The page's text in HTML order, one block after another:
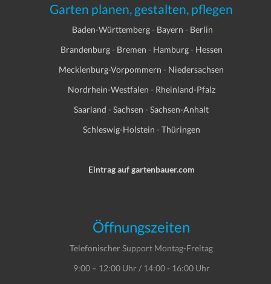
Garten planen, gestalten, pflegen
Baden-Württemberg- Bayern - Berlin
Brandenburg- Bremen - Hamburg- Hessen
Mecklenburg-Vorpommern - Niedersachsen
Nordrhein-Westfalen - Rheinland-Pfalz
Saarland -Sachsen -Sachsen-Anhalt
Schleswig-Holstein - Thüringen
Eintrag auf gartenbauer.com
Öffnungszeiten
Telefonischer Support Montag-Freitag
9:00 – 12:00 Uhr / 14:00 - 16:00 Uhr